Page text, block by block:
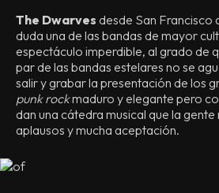
The Dwarves desde San Francisco
duda una de las bandas de mayor
espectáculo imperdible, al grado de
par de las bandas estelares no se
salir y grabar la presentación de los
punk rockmaduro y elegante pero
dan una cátedra musical que la
aplausos y mucha aceptación.